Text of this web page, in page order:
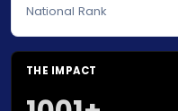
National Rank
THE IMPACT